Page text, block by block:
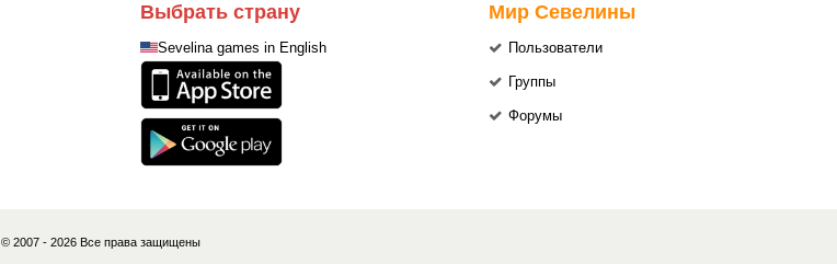
Выбрать страну
Sevelina games in English
Мир Севелины
Пользователи
Группы
Форумы
© 2007 - 2026 Все права защищены